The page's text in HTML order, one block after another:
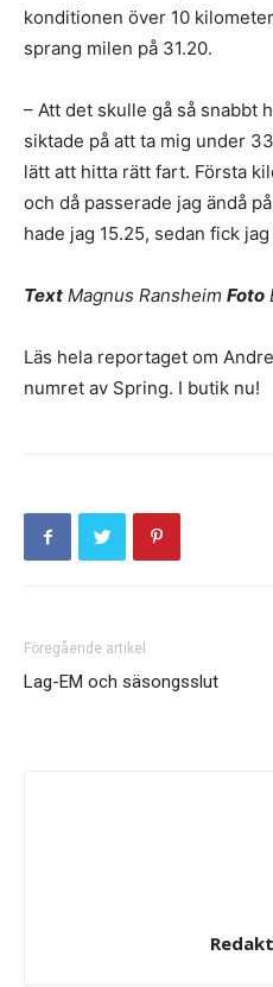
konditionen över 10
sprang milen på 31.20.
– Att det skulle gå så snabbt
siktade på att ta mig under
lätt att hitta rätt fart. Första
och då passerade jag ändå
hade jag 15.25, sedan fick
Text Magnus Ransheim Foto
Läs hela reportaget om
numret av Spring. I butik nu!
Föregående artikel
Lag-EM och säsongsslut